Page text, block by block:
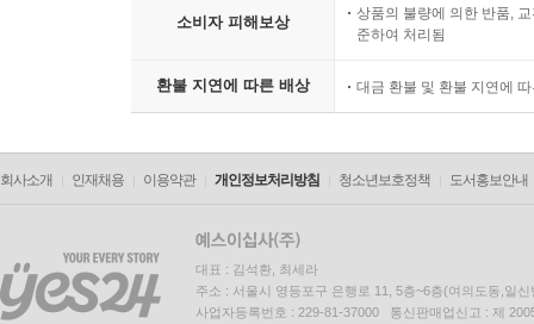
소비자 피해보상
상품의 불량에 의한 반품,
준하여 처리됨
환불 지연에 따른 배상 대금 환불 및 환불 지연에
회사소개 인재채용 이용약관 개인정보처리방침 청소년보호정책 도서홍보안내
대표 : 김석환, 최세라
주소 : 서울시 영등포구 은행로 11, 5층~6층(여의도동,일신
사업자등록번호 : 229-81-37000 통신판매업신고 : 제